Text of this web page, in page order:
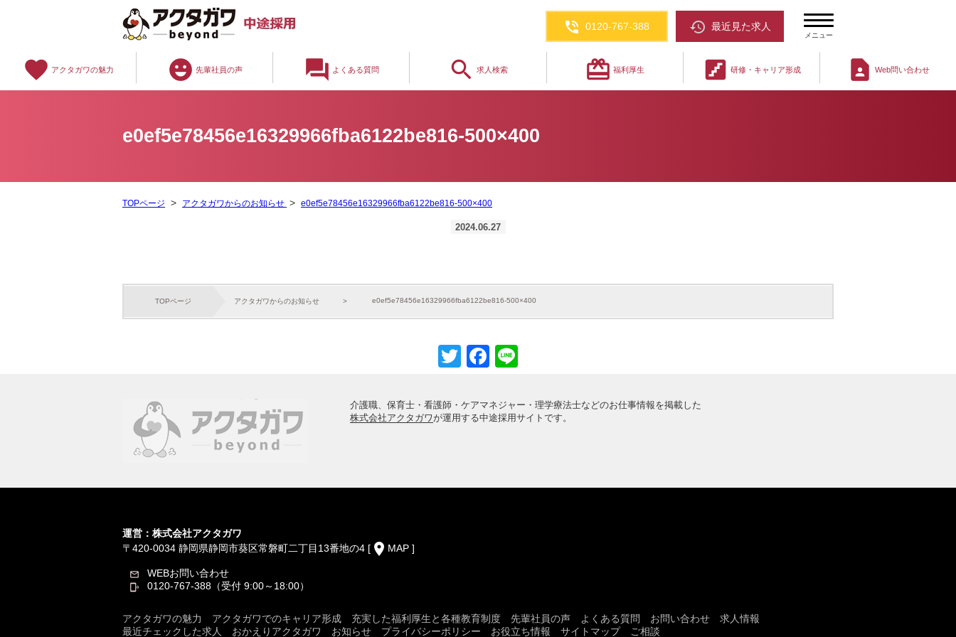
phone_in_talk 0120-767-388 restore 最近見た求人
メニュー
favorite アクタガワの魅力 emoji_emotions 先輩社員の声 question_answer よくある質問 search 求人検索 redeem 福利厚生 stairs 研修・キャリア形成 contact_page Web問い合わせ
e0ef5e78456e16329966fba6122be816-500×400
TOPページ アクタガワからのお知らせ e0ef5e78456e16329966fba6122be816-500×400
2024.06.27
TOPページ アクタガワからのお知らせ e0ef5e78456e16329966fba6122be816-500×400
TwitterFacebook
介護職、保育士・看護師・ケアマネジャー・理学療法士などのお仕事情報を掲載した
株式会社アクタガワが運用する中途採用サイトです。
運営：株式会社アクタガワ
〒420-0034 静岡県静岡市葵区常磐町二丁目13番地の4 [ place MAP ]
WEBお問い合わせ
0120-767-388（受付 9:00～18:00）
アクタガワの魅力 アクタガワでのキャリア形成 充実した福利厚生と各種教育制度 先輩社員の声 よくある質問 お問い合わせ
求人情報
最近チェックした求人
おかえりアクタガワ お知らせ プライバシーポリシー お役立ち情報 サイトマップ ご相談